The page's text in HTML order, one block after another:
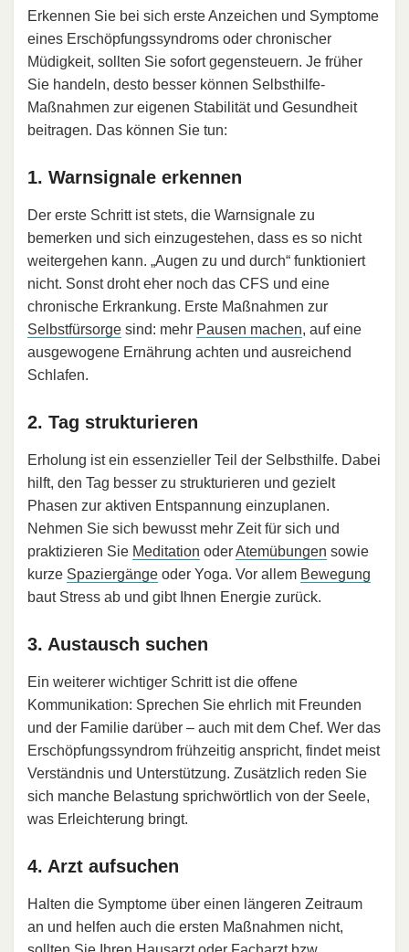
Erkennen Sie bei sich erste Anzeichen und Symptome
eines Erschöpfungssyndroms oder chronischer
Müdigkeit, sollten Sie sofort gegensteuern. Je früher
Sie handeln, desto besser können Selbsthilfe-
Maßnahmen zur eigenen Stabilität und Gesundheit
beitragen. Das können Sie tun:
1. Warnsignale erkennen
Der erste Schritt ist stets, die Warnsignale zu
bemerken und sich einzugestehen, dass es so nicht
weitergehen kann. „Augen zu und durch“ funktioniert
nicht. Sonst droht eher noch das CFS und eine
chronische Erkrankung. Erste Maßnahmen zur
Selbstfürsorge sind: mehr Pausen machen, auf eine
ausgewogene Ernährung achten und ausreichend
Schlafen.
2. Tag strukturieren
Erholung ist ein essenzieller Teil der Selbsthilfe. Dabei
hilft, den Tag besser zu strukturieren und gezielt
Phasen zur aktiven Entspannung einzuplanen.
Nehmen Sie sich bewusst mehr Zeit für sich und
praktizieren Sie Meditation oderAtemübungen sowie
kurze Spaziergänge oder Yoga. Vor allem Bewegung
baut Stress ab und gibt Ihnen Energie zurück.
3. Austausch suchen
Ein weiterer wichtiger Schritt ist die offene
Kommunikation: Sprechen Sie ehrlich mit Freunden
und der Familie darüber – auch mit dem Chef. Wer das
Erschöpfungssyndrom frühzeitig anspricht, findet meist
Verständnis und Unterstützung. Zusätzlich reden Sie
sich manche Belastung sprichwörtlich von der Seele,
was Erleichterung bringt.
4. Arzt aufsuchen
Halten die Symptome über einen längeren Zeitraum
an und helfen auch die ersten Maßnahmen nicht,